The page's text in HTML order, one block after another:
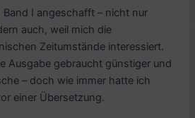
Band I angeschafft – nicht nur
auch, weil mich die
Zeitumstände interessiert.
Ausgabe gebraucht günstiger und
– doch wie immer hatte ich
einer Übersetzung.